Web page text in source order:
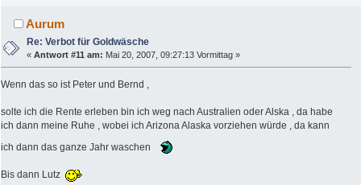
Aurum
Re: Verbot für Goldwäsche
«Antwort #11 am: Mai 20, 2007, 09:27:13 Vormittag »
Wenn das so ist Peter und Bernd ,
solte ich die Rente erleben bin ich weg nach Australien oder Alska , da habe
ich dann meine Ruhe , wobei ich Arizona Alaska vorziehen würde , da kann
ich dann das ganze Jahr waschen
Bis dann Lutz